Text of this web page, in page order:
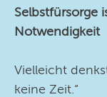
Selbstfürsorge
Notwendigkeit
Vielleicht
keine Zeit.“